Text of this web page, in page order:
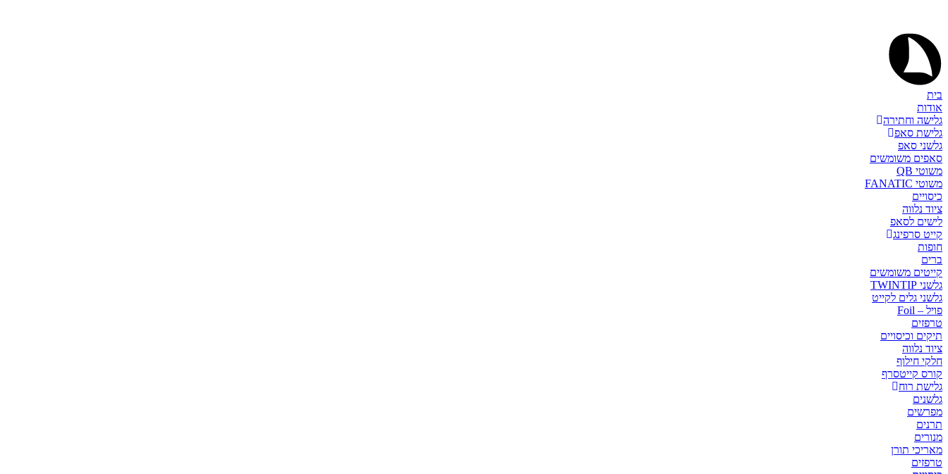
בית
אודות
גלישה וחתירה
גלישת סאפ
גלשני סאפ
סאפים משומשים
משוטי QB
משוטי FANATIC
כיסויים
ציוד נלווה
לישים לסאפ
קייט סרפינג
חופות
ברים
קייטים משומשים
גלשני TWINTIP
גלשני גלים לקייט
פויל – Foil
טרפזים
תיקים וכיסויים
ציוד נלווה
חלקי חילוף
קורס קייטסרף
גלישת רוח
גלשנים
מפרשים
תרנים
מנורים
מאריכי תורן
טרפזים